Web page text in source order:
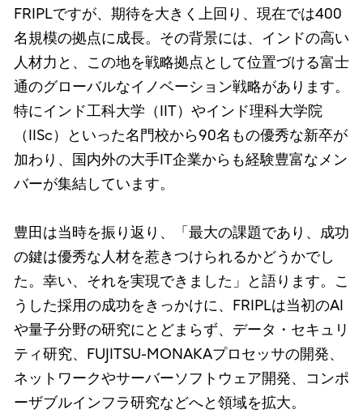
FRIPLですが、期待を大きく上回り、現在では400
名規模の拠点に成長。その背景には、インドの高い
人材力と、この地を戦略拠点として位置づける富士
通のグローバルなイノベーション戦略があります。
特にインド工科大学（IIT）やインド理科大学院
（IISc）といった名門校から90名もの優秀な新卒が
加わり、国内外の大手IT企業からも経験豊富なメン
バーが集結しています。
豊田は当時を振り返り、「最大の課題であり、成功
の鍵は優秀な人材を惹きつけられるかどうかでし
た。幸い、それを実現できました」と語ります。こ
うした採用の成功をきっかけに、FRIPLは当初のAI
や量子分野の研究にとどまらず、データ・セキュリ
ティ研究、FUJITSU-MONAKAプロセッサの開発、
ネットワークやサーバーソフトウェア開発、コンポ
ーザブルインフラ研究などへと領域を拡大。